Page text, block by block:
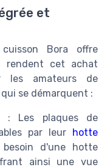
et
Bora offre
rendent cet achat
les amateurs de
se démarquent :
: Les plaques de
par leur hotte
d'une hotte
ainsi une vue